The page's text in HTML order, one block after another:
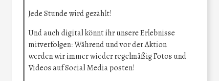
Jede Stunde wird gezählt!
Und auch digital könnt ihr unsere Erlebnisse
mitverfolgen: Während und vor der Aktion
werden wir immer wieder regelmäßig Fotos und
Videos auf Social Media posten!